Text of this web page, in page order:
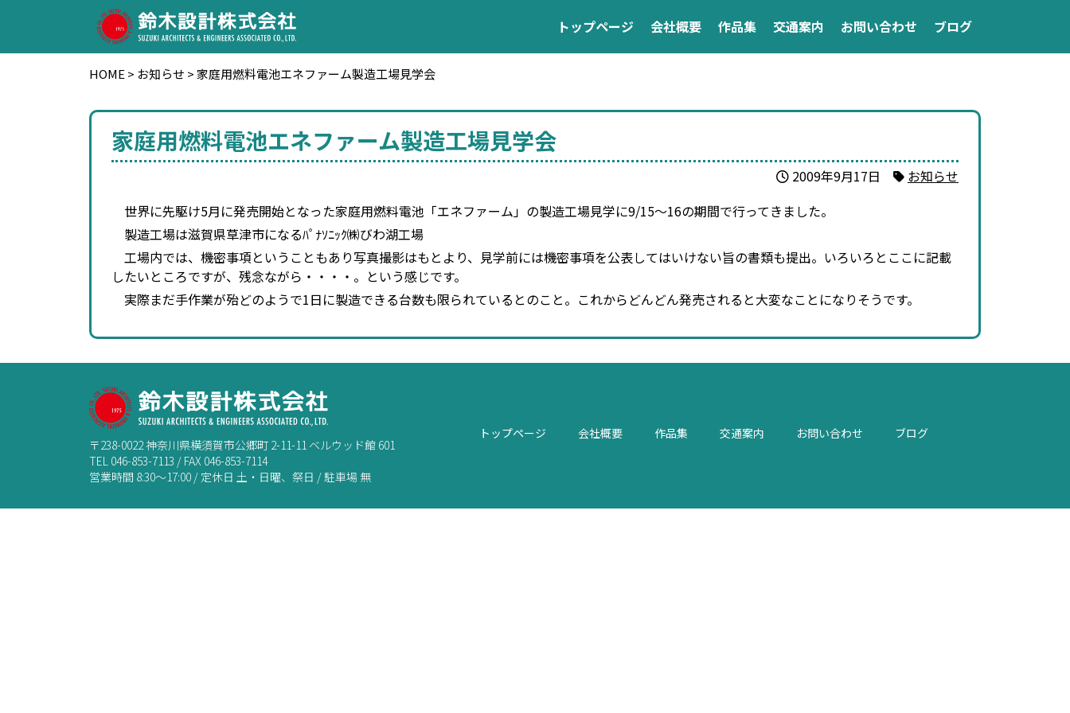
トップページ 会社概要 作品集 交通案内 お問い合わせ ブログ
HOME > お知らせ > 家庭用燃料電池エネファーム製造工場見学会
家庭用燃料電池エネファーム製造工場見学会
2009年9月17日 お知らせ
世界に先駆け5月に発売開始となった家庭用燃料電池「エネファーム」の製造工場見学に9/15～16の期間で行ってきました。
製造工場は滋賀県草津市になるﾊﾟﾅｿﾆｯｸ㈱びわ湖工場
工場内では、機密事項ということもあり写真撮影はもとより、見学前には機密事項を公表してはいけない旨の書類も提出。いろいろとここに記載
したいところですが、残念ながら・・・・。という感じです。
実際まだ手作業が殆どのようで1日に製造できる台数も限られているとのこと。これからどんどん発売されると大変なことになりそうです。
〒238-0022 神奈川県横須賀市公郷町 2-11-11 ベルウッド館 601
TEL 046-853-7113 / FAX 046-853-7114
営業時間 8:30～17:00 / 定休日 土・日曜、祭日 / 駐車場 無
トップページ 会社概要 作品集 交通案内 お問い合わせ ブログ